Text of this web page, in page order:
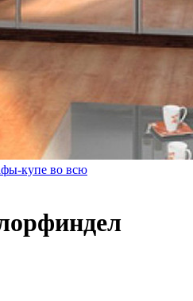
купе во всю